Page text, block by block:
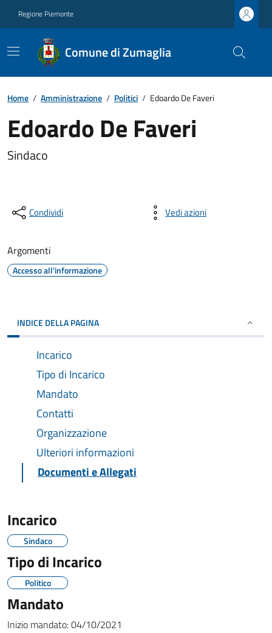
Regione Piemonte
Comune di Zumaglia
Home / Amministrazione / Politici / Edoardo De Faveri
Edoardo De Faveri
Sindaco
Condividi Vedi azioni
Argomenti
Accesso all'informazione
INDICE DELLA PAGINA
Incarico
Tipo di Incarico
Mandato
Contatti
Organizzazione
Ulteriori informazioni
Documenti e Allegati
Incarico
Sindaco
Tipo di Incarico
Politico
Mandato
Inizio mandato:04/10/2021